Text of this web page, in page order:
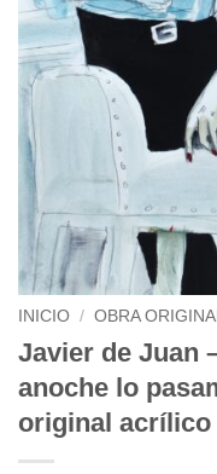
INICIO / OBRA
Javier de Juan
anoche lo
original acrílico